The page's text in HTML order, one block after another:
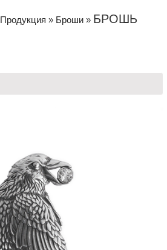
Продукция » Броши » БРОШЬ